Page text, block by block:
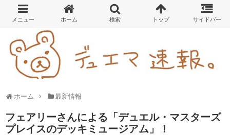
ホーム 最新情報
フェアリーさんによる「デュエル・マスターズ
プレイスのデッキミュージアム」！